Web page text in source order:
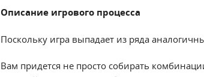
Описание игрового процесса
Поскольку игра выпадает из ряда
Вам придется не просто собирать